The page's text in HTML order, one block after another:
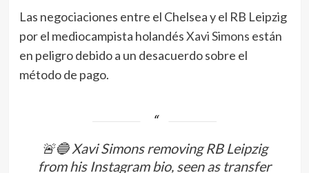
Las negociaciones entre el Chelsea y el RB Leipzig
por el mediocampista holandésXavi Simons están
en peligro debido a un desacuerdo sobre el
método de pago.
🚨🔵 Xavi Simons removing RB Leipzig
from his Instagram bio, seen as transfer